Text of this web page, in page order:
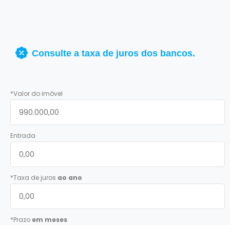
Consulte a taxa de juros dos bancos.
*Valor do imóvel
Entrada
*Taxa de juros ao ano
*Prazo em meses